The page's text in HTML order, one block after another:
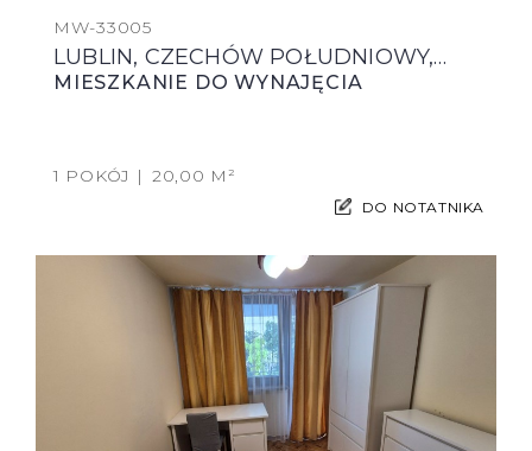
MW-33005
LUBLIN, CZECHÓW POŁUDNIOWY,…
MIESZKANIE DO WYNAJĘCIA
1 POKÓJ 20,00 M²
DO NOTATNIKA